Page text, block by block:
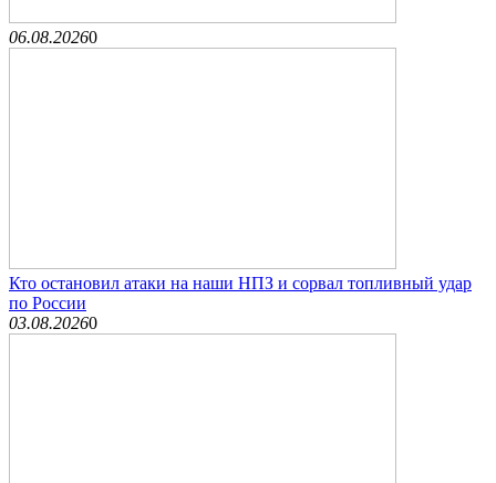
06.08.20260
Кто остановил атаки на наши НПЗ и сорвал топливный удар
по России
03.08.20260